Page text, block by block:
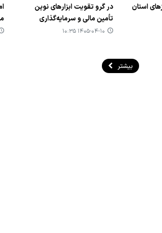
استان
در گرو تقویت ابزارهای نوین
تأمین مالی و سرمایه‌گذاری
۱۴۰۵-۰۴-۱۰ ۱۰:۳۵
بیشتر